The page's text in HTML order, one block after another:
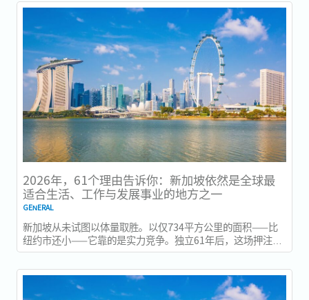
2026年，61个理由告诉你：新加坡依然是全球最
适合生活、工作与发展事业的地方之一
GENERAL
新加坡从未试图以体量取胜。以仅734平方公里的面积——比
纽约市还小——它靠的是实力竞争。独立61年后，这场押注在
今年以异常容易衡量的方式得到了回报：一个几乎没有天然资
源的国家，如今运营着全球最佳机场，跻身全球最安全国家之
列，并刚刚超越了花了两个世纪才建立起稳定声誉的瑞士，夺
得一项全球主要竞争力...